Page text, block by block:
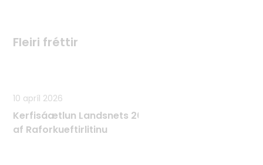
Fleiri fréttir
10 apríl 2026
Kerfisáætlun Landsnets 2025 - 2034 samþykkt
af Raforkueftirlitinu